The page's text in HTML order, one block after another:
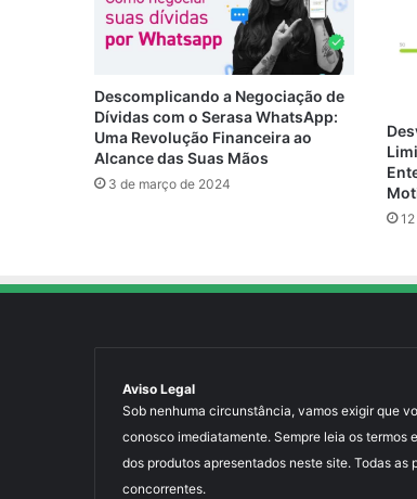
Descomplicando a Negociação de
Dívidas com o Serasa WhatsApp:
Uma Revolução Financeira ao
Alcance das Suas Mãos
3 de março de 2024
Aviso Legal
Sob nenhuma circunstância, vamos exigir que
conosco imediatamente. Sempre leia os
dos produtos apresentados neste site. Todas
concorrentes.